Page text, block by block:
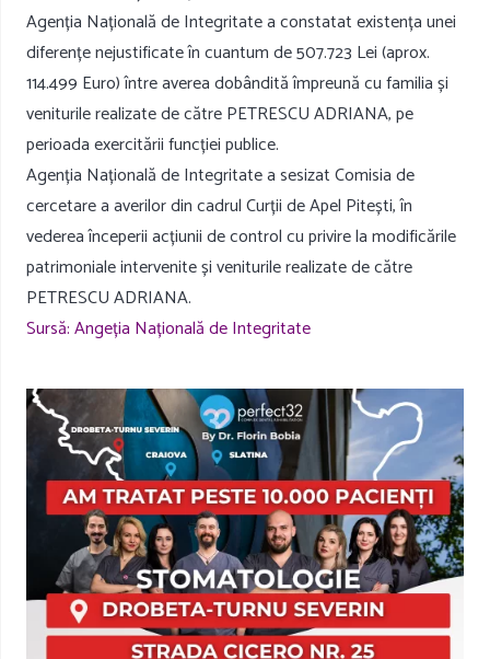
Agenția Națională de Integritate a constatat existența unei
diferențe nejustificate în cuantum de 507.723 Lei (aprox.
114.499 Euro) între averea dobândită împreună cu familia și
veniturile realizate de către PETRESCU ADRIANA, pe
perioada exercitării funcției publice.
Agenția Națională de Integritate a sesizat Comisia de
cercetare a averilor din cadrul Curții de Apel Pitești, în
vederea începerii acțiunii de control cu privire la modificările
patrimoniale intervenite și veniturile realizate de către
PETRESCU ADRIANA.
Sursă: Angeția Națională de Integritate